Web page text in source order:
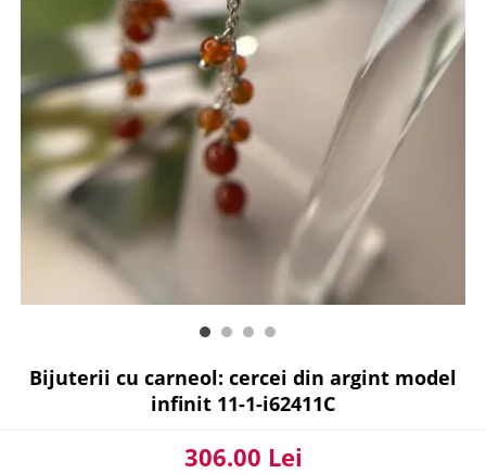
Bijuterii cu carneol: cercei din argint model
infinit 11-1-i62411C
306.00 Lei